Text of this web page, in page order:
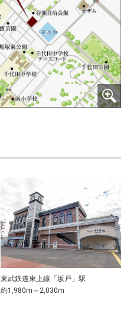
東武鉄道東上線「坂戸」駅
約1,980m～2,030m